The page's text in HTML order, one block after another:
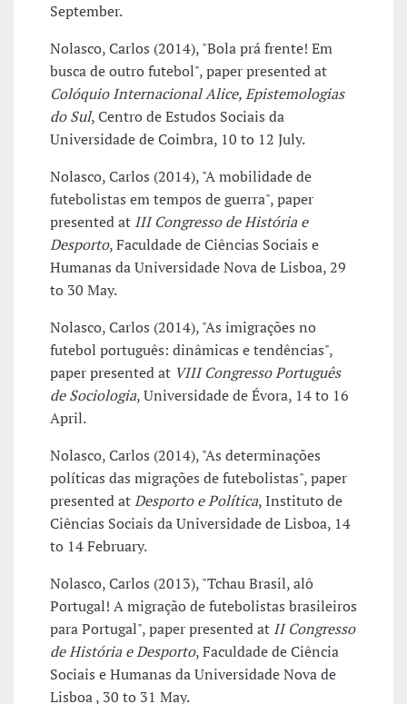
September.
Nolasco, Carlos (2014), "Bola prá frente! Em
busca de outro futebol", paper presented at
Colóquio Internacional Alice, Epistemologias
do Sul, Centro de Estudos Sociais da
Universidade de Coimbra, 10 to 12 July.
Nolasco, Carlos (2014), "A mobilidade de
futebolistas em tempos de guerra", paper
presented at III Congresso de História e
Desporto, Faculdade de Ciências Sociais e
Humanas da Universidade Nova de Lisboa, 29
to 30 May.
Nolasco, Carlos (2014), "As imigrações no
futebol português: dinâmicas e tendências",
paper presented at VIII Congresso Português
de Sociologia, Universidade de Évora, 14 to 16
April.
Nolasco, Carlos (2014), "As determinações
políticas das migrações de futebolistas", paper
presented atDesporto e Política, Instituto de
Ciências Sociais da Universidade de Lisboa, 14
to 14 February.
Nolasco, Carlos (2013), "Tchau Brasil, alô
Portugal! A migração de futebolistas brasileiros
para Portugal", paper presented at II Congresso
de História e Desporto, Faculdade de Ciência
Sociais e Humanas da Universidade Nova de
Lisboa , 30 to 31 May.